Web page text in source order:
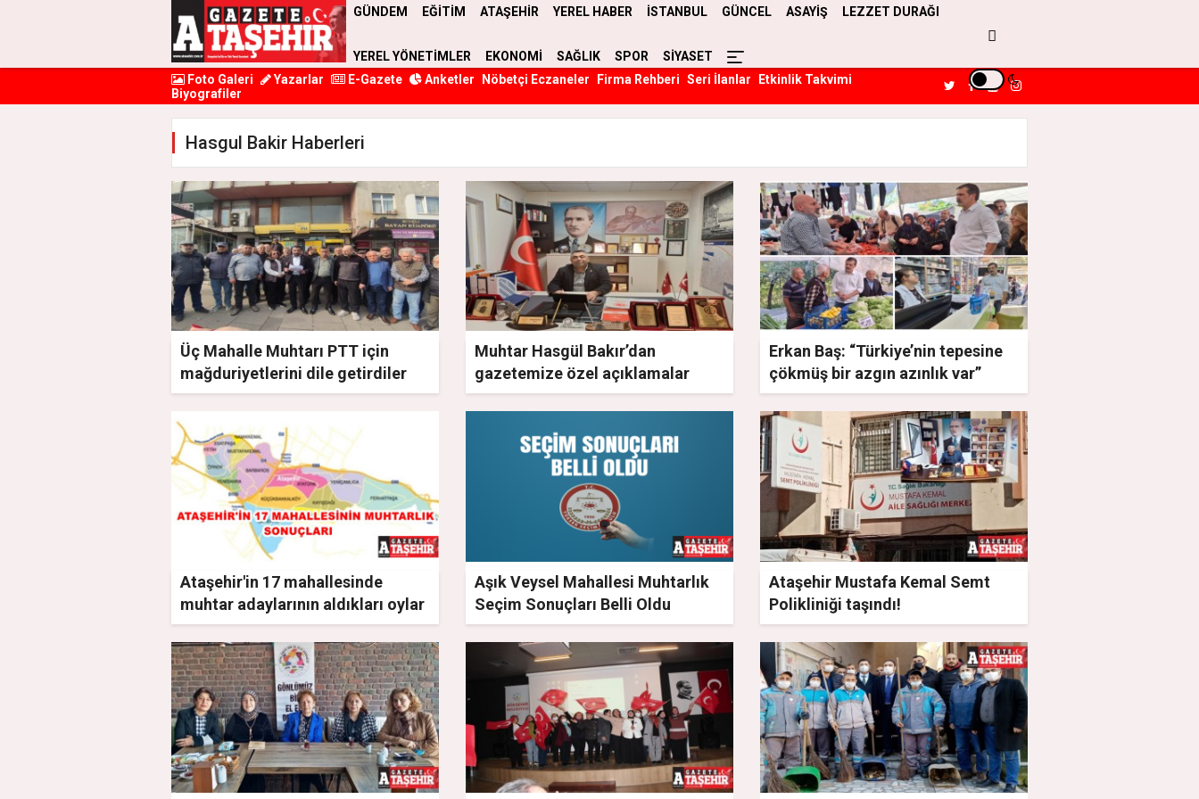
GÜNDEM EĞİTİM ATAŞEHİR YEREL HABER İSTANBUL GÜNCEL ASAYİŞ LEZZET DURAĞI
YEREL YÖNETİMLER EKONOMİ SAĞLIK SPOR
SİYASET
Foto Galeri
Yazarlar E-Gazete Anketler Nöbetçi Eczaneler Firma Rehberi Seri İlanlar
Etkinlik Takvimi
Biyografiler
Hasgul Bakir Haberleri
Üç Mahalle Muhtarı PTT için
mağduriyetlerini dile getirdiler
Muhtar Hasgül Bakır’dan
gazetemize özel açıklamalar
Erkan Baş: “Türkiye’nin tepesine
çökmüş bir azgın azınlık var”
Ataşehir'in 17 mahallesinde
muhtar adaylarının aldıkları oylar
belli oldu
Aşık Veysel Mahallesi Muhtarlık
Seçim Sonuçları Belli Oldu
Ataşehir Mustafa Kemal Semt
Polikliniği taşındı!